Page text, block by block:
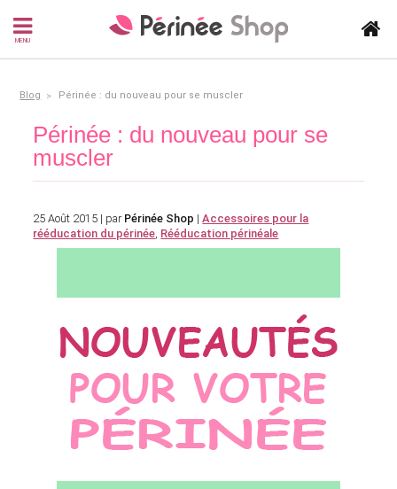
MENU
Blog Périnée : du nouveau pour se muscler
Périnée : du nouveau pour se
muscler
25 Août 2015 | par Périnée Shop |Accessoires pour la
rééducation du périnée Rééducation périnéale